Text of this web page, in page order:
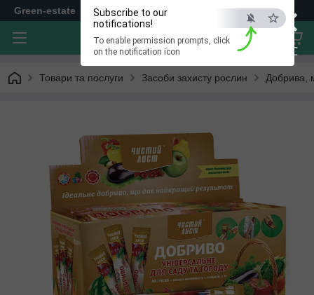
×
ESC
Subscribe to our
notifications!
To enable permission prompts, click
on the notification icon
Green-estate
Товари та послуги Засоби захисту рослин Добрива,